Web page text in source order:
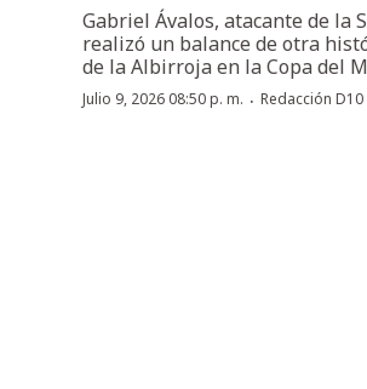
Gabriel Ávalos, atacante de la
realizó un balance de otra
de la Albirroja en la Copa del
Julio 9, 2026 08:50 p. m. · Redacción D10